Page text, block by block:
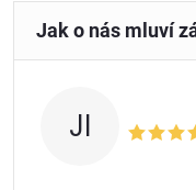
JI